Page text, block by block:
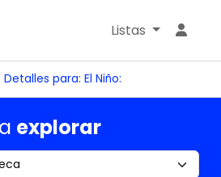
Listas
Detalles para: El Niño:
explorar